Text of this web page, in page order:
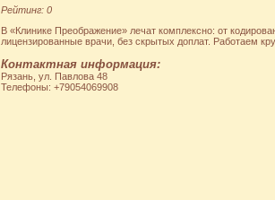
Рейтинг: 0
В «Клинике Преображение» лечат комплексно: от
лицензированные врачи, без скрытых доплат. Работаем
Контактная информация:
Рязань, ул. Павлова 48
Телефоны: +79054069908